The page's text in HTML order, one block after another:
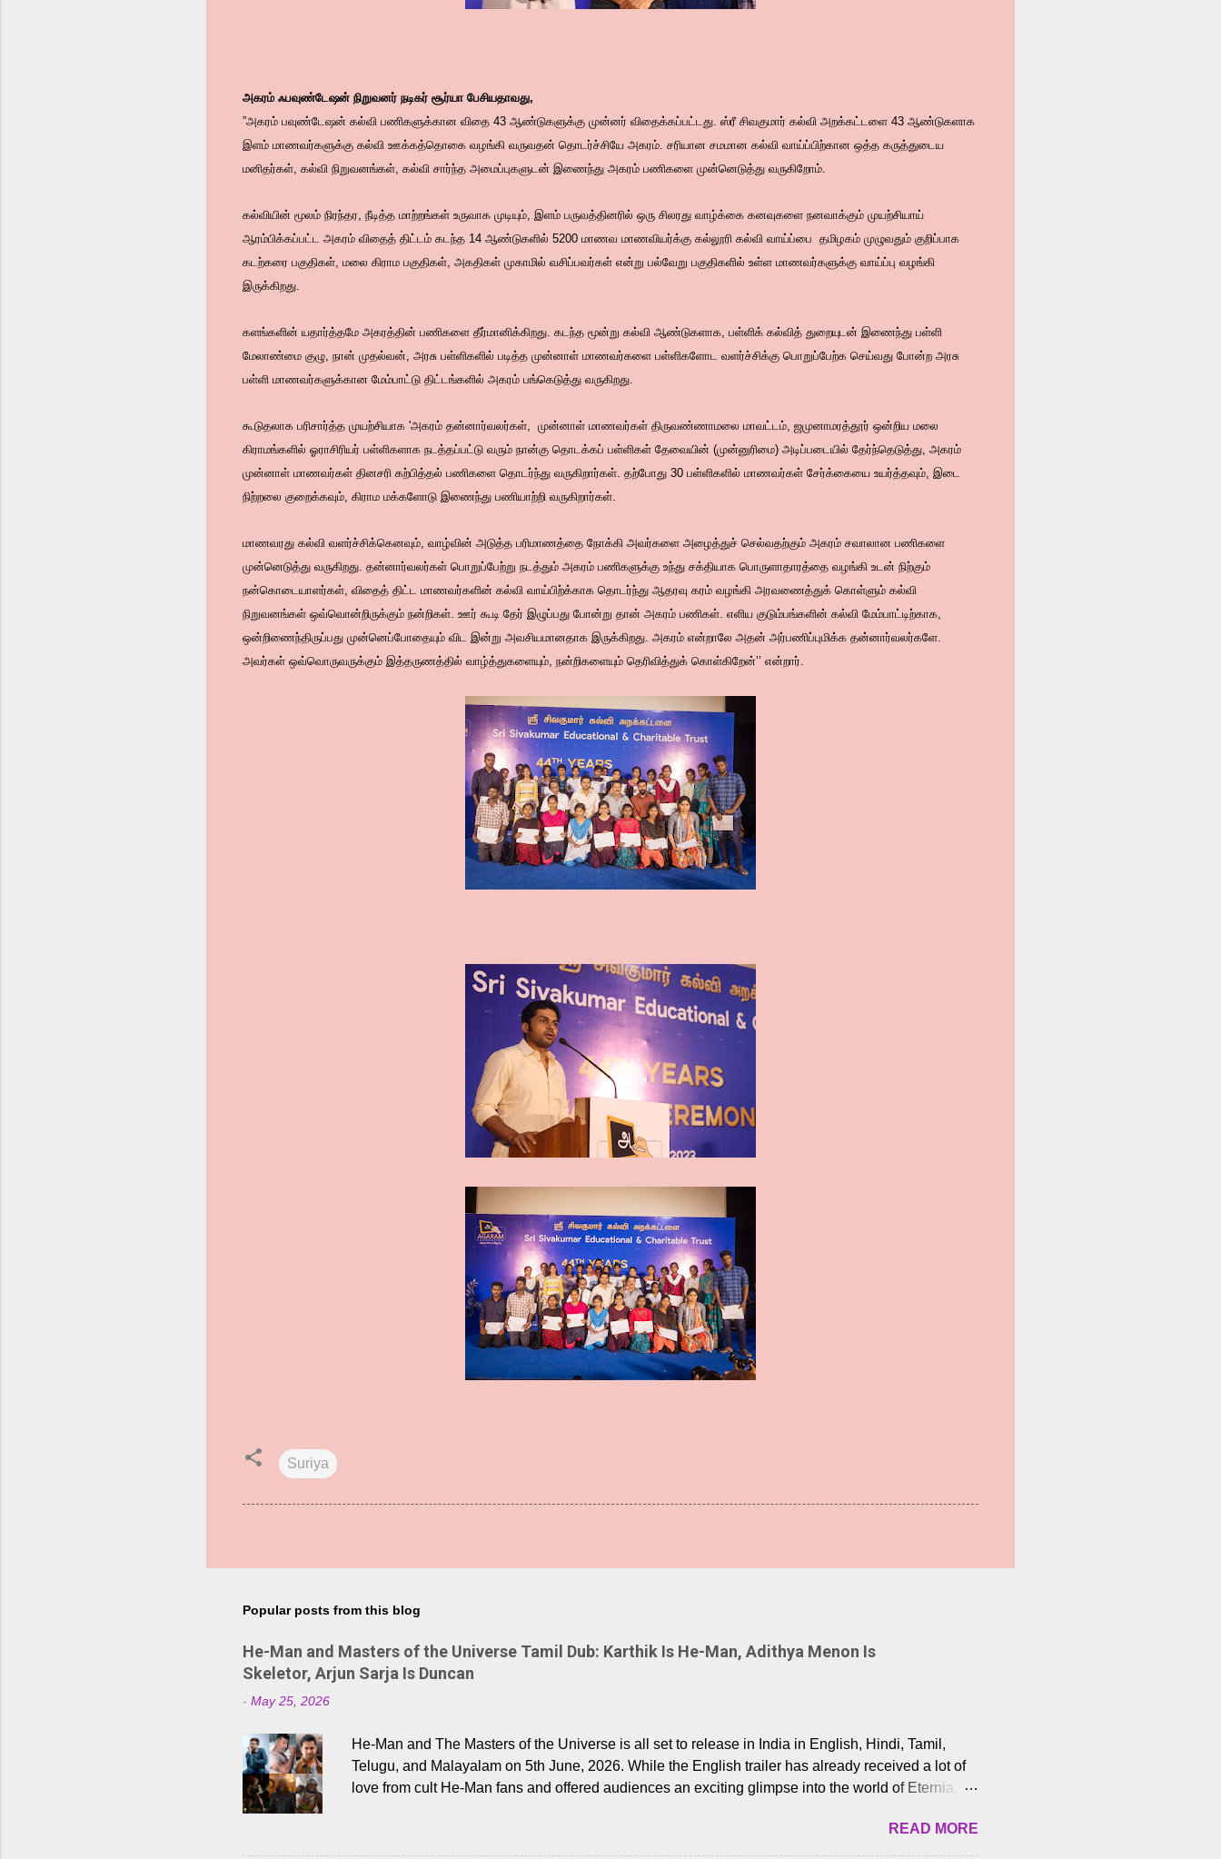
அகரம் ஃபவுண்டேஷன் நிறுவனர் நடிகர் சூர்யா பேசியதாவது,
”அகரம் பவுண்டேஷன் கல்வி பணிகளுக்கான விதை 43 ஆண்டுகளுக்கு முன்னர் விதைக்கப்பட்டது. ஸ்ரீ சிவகுமார் கல்வி அறக்கட்டளை 43 ஆண்டுகளாக
இளம் மாணவர்களுக்கு கல்வி ஊக்கத்தொகை வழங்கி வருவதன் தொடர்ச்சியே அகரம். சரியான சமமான கல்வி வாய்ப்பிற்கான ஒத்த கருத்துடைய
மனிதர்கள், கல்வி நிறுவனங்கள், கல்வி சார்ந்த அமைப்புகளுடன் இணைந்து அகரம் பணிகளை முன்னெடுத்து வருகிறோம்.
கல்வியின் மூலம் நிரந்தர, நீடித்த மாற்றங்கள் உருவாக முடியும், இளம் பருவத்தினரில் ஒரு சிலரது வாழ்க்கை கனவுகளை நனவாக்கும் முயற்சியாய்
ஆரம்பிக்கப்பட்ட அகரம் விதைத் திட்டம் கடந்த 14 ஆண்டுகளில் 5200 மாணவ மாணவியர்க்கு கல்லூரி கல்வி வாய்ப்பை தமிழகம் முழுவதும் குறிப்பாக
கடற்கரை பகுதிகள், மலை கிராம பகுதிகள், அகதிகள் முகாமில் வசிப்பவர்கள் என்று பல்வேறு பகுதிகளில் உள்ள மாணவர்களுக்கு வாய்ப்பு வழங்கி
இருக்கிறது.
களங்களின் யதார்த்தமே அகரத்தின் பணிகளை தீர்மானிக்கிறது. கடந்த மூன்று கல்வி ஆண்டுகளாக, பள்ளிக் கல்வித் துறையுடன் இணைந்து பள்ளி
மேலாண்மை குழு, நான் முதல்வன், அரசு பள்ளிகளில் படித்த முன்னாள் மாணவர்களை பள்ளிகளோட வளர்ச்சிக்கு பொறுப்பேற்க செய்வது போன்ற அரசு
பள்ளி மாணவர்களுக்கான மேம்பாட்டு திட்டங்களில் அகரம் பங்கெடுத்து வருகிறது.
கூடுதலாக பரிசார்த்த முயற்சியாக 'அகரம் தன்னார்வலர்கள், முன்னாள் மாணவர்கள் திருவண்ணாமலை மாவட்டம், ஜமுனாமரத்தூர் ஒன்றிய மலை
கிராமங்களில் ஓராசிரியர் பள்ளிகளாக நடத்தப்பட்டு வரும் நான்கு தொடக்கப் பள்ளிகள் தேவையின் (முன்னுரிமை) அடிப்படையில் தேர்ந்தெடுத்து, அகரம்
முன்னாள் மாணவர்கள் தினசரி கற்பித்தல் பணிகளை தொடர்ந்து வருகிறார்கள். தற்போது 30 பள்ளிகளில் மாணவர்கள் சேர்க்கையை உயர்த்தவும், இடை
நிற்றலை குறைக்கவும், கிராம மக்களோடு இணைந்து பணியாற்றி வருகிறார்கள்.
மாணவரது கல்வி வளர்ச்சிக்கெனவும், வாழ்வின் அடுத்த பரிமாணத்தை நோக்கி அவர்களை அழைத்துச் செல்வதற்கும் அகரம் சவாலான பணிகளை
முன்னெடுத்து வருகிறது. தன்னார்வலர்கள் பொறுப்பேற்று நடத்தும் அகரம் பணிகளுக்கு உந்து சக்தியாக பொருளாதாரத்தை வழங்கி உடன் நிற்கும்
நன்கொடையாளர்கள், விதைத் திட்ட மாணவர்களின் கல்வி வாய்பிற்க்காக தொடர்ந்து ஆதரவு கரம் வழங்கி அரவணைத்துக் கொள்ளும் கல்வி
நிறுவனங்கள் ஒவ்வொன்றிருக்கும் நன்றிகள். ஊர் கூடி தேர் இழுப்பது போன்று தான் அகரம் பணிகள். எளிய குடும்பங்களின் கல்வி மேம்பாட்டிற்காக,
ஒன்றிணைந்திருப்பது முன்னெப்போதையும் விட இன்று அவசியமானதாக இருக்கிறது. அகரம் என்றாலே அதன் அர்பணிப்புமிக்க தன்னார்வலர்களே.
அவர்கள் ஒவ்வொருவருக்கும் இத்தருணத்தில் வாழ்த்துகளையும், நன்றிகளையும் தெரிவித்துக் கொள்கிறேன்’’ என்றார்.
Suriya
Popular posts from this blog
He-Man and Masters of the Universe Tamil Dub: Karthik Is He-Man, Adithya Menon Is
Skeletor, Arjun Sarja Is Duncan
- May 25, 2026
He-Man and The Masters of the Universe is all set to release in India in English, Hindi, Tamil,
Telugu, and Malayalam on 5th June, 2026. While the English trailer has already received a lot of
love from cult He-Man fans and offered audiences an exciting glimpse into the world of Eternia,
Adding to the growing buzz is the film’s powerful Tamil voice cast led by celebrated playback
singer Karthik, who lends his voice to the iconic superhero He-Man. Known for memorable songs
READ MORE